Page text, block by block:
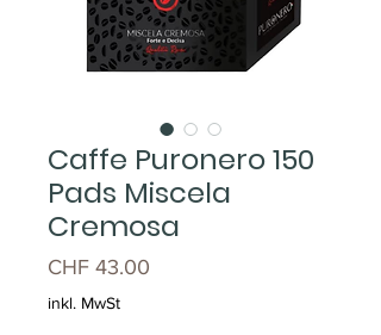
Caffe Puronero 150
Pads Miscela
Cremosa
CHF 43.00
inkl. MwSt